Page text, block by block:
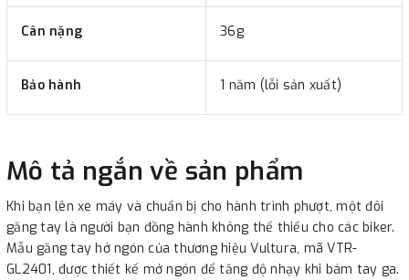
Cân nặng 36g
Bảo hành 1 năm (lỗi sản xuất)
Mô tả ngắn về sản phẩm
Khi bạn lên xe máy và chuẩn bị cho hành trình phượt, một đôi
găng tay là người bạn đồng hành không thể thiếu cho các biker.
Mẫu găng tay hở ngón của thương hiệu Vultura, mã VTR-
GL2401, được thiết kế mở ngón để tăng độ nhạy khi bám tay ga.